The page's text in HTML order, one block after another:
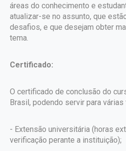
áreas do conhecimento e
atualizar-se no assunto, que
desafios, e que desejam obter
tema.
Certificado:
O certificado de conclusão do
Brasil, podendo servir para
- Extensão universitária (horas
verificação perante a instituição);